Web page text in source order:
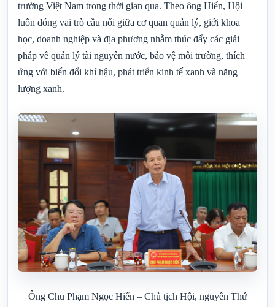
trường Việt Nam trong thời gian qua. Theo ông Hiển, Hội
luôn đóng vai trò cầu nối giữa cơ quan quản lý, giới khoa
học, doanh nghiệp và địa phương nhằm thúc đẩy các giải
pháp về quản lý tài nguyên nước, bảo vệ môi trường, thích
ứng với biến đổi khí hậu, phát triển kinh tế xanh và năng
lượng xanh.
Ông Chu Phạm Ngọc Hiển – Chủ tịch Hội, nguyên Thứ